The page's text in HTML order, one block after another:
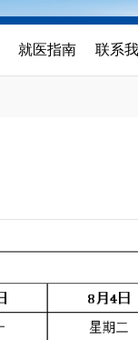
就医指南 联系